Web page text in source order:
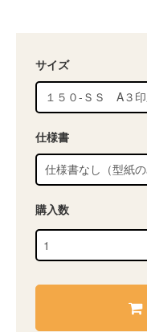
サイズ
仕様書
購入数